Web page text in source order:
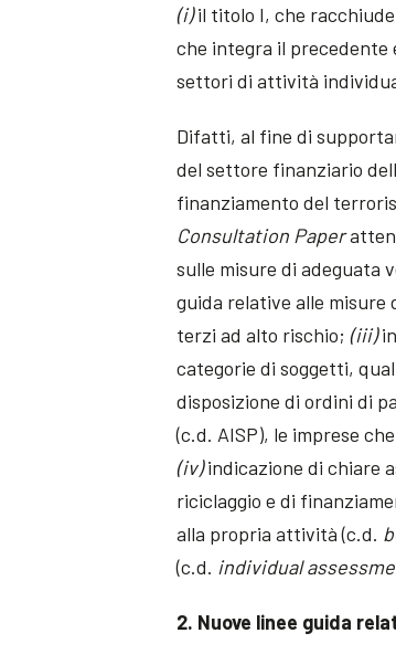
(i)il titolo I, che
che integra il precedente
settori di attività
Difatti, al fine di
del settore finanziario
finanziamento del
Consultation Paper
sulle misure di adeguata
guida relative alle
terzi ad alto rischio;(iii)
categorie di soggetti,
disposizione di ordini di
(c.d. AISP), le imprese
(iv)indicazione di chiare
riciclaggio e di
alla propria attività (c.d.
(c.d. individual
2. Nuove linee guida